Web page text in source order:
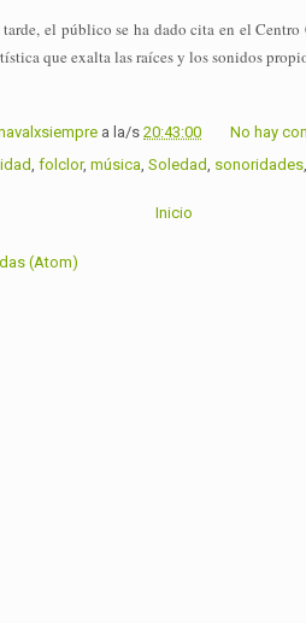
tarde, el público se ha dado cita en elCentro
que exalta las raíces y los sonidos
a la/s 20:43:00
No hay
, folclor, música, Soledad, sonoridades
Inicio
(Atom)